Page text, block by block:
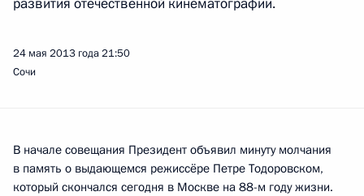
24 мая 2013 года21:50
Сочи
В начале совещания Президент объявил минуту молчания
в память о выдающемся режиссёре Петре Тодоровском,
который скончался сегодня в Москве на 88-м году жизни.